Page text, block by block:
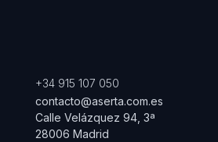
+34 915 107 050
contacto@aserta.com.es
Calle Velázquez 94, 3ª
28006 Madrid